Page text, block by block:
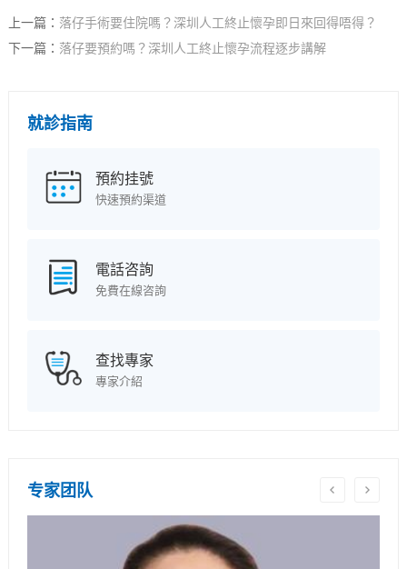
上一篇： 落仔手術要住院嗎？深圳人工終止懷孕即日來回得唔得？
下一篇： 落仔要預約嗎？深圳人工終止懷孕流程逐步講解
就診指南
預約挂號
快速預約渠道
電話咨詢
免費在線咨詢
查找專家
專家介紹
专家团队